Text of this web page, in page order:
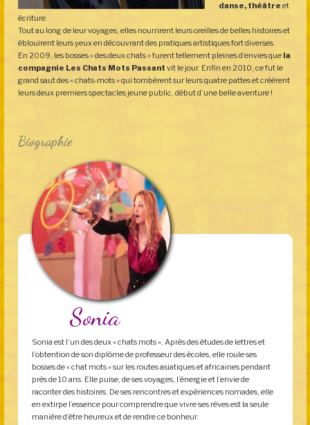
danse, théâtre et
écriture.
Tout au long de leur voyages, elles nourrirent leurs oreilles de belles histoires et
éblouirent leurs yeux en découvrant des pratiques artistiques fort diverses.
En 2009, les bosses « des deux chats » furent tellement pleines d’envies que la
compagnie Les Chats Mots Passant vit le jour. Enfin en 2010, ce fut le
grand saut des « chats-mots » qui tombèrent sur leurs quatre pattes et créèrent
leurs deux premiers spectacles jeune public, début d’une belle aventure !
Biographie
Sonia
Sonia est l’un des deux « chats mots ». Après des études de lettres et
l’obtention de son diplôme de professeur des écoles, elle roule ses
bosses de « chat mots » sur les routes asiatiques et africaines pendant
près de 10 ans. Elle puise, de ses voyages, l’énergie et l’envie de
raconter des histoires. De ses rencontres et expériences nomades, elle
en extirpe l’essence pour comprendre que vivre ses rêves est la seule
manière d’être heureux et de rendre ce bonheur.